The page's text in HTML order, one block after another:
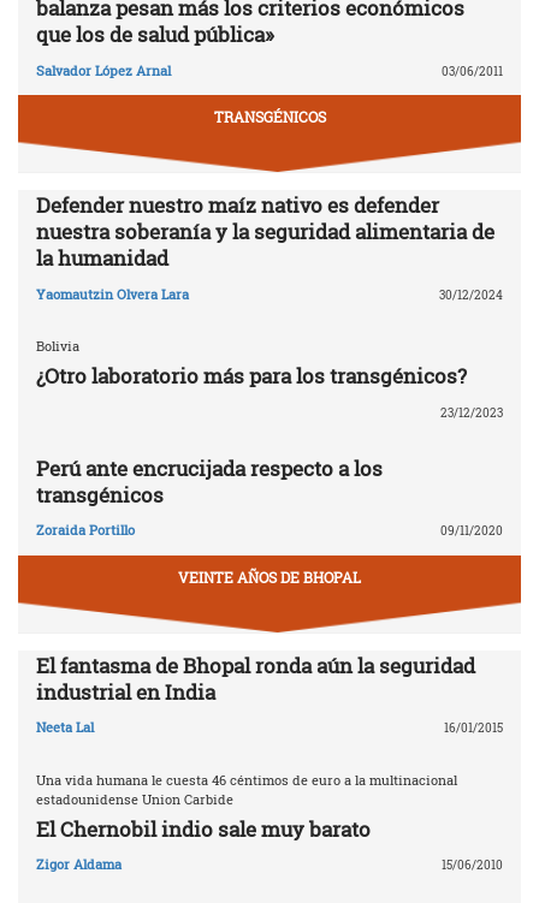
balanza pesan más los criterios económicos
que los de salud pública»
Salvador López Arnal 03/06/2011
TRANSGÉNICOS
Defender nuestro maíz nativo es defender
nuestra soberanía y la seguridad alimentaria de
la humanidad
Yaomautzin Olvera Lara 30/12/2024
Bolivia
¿Otro laboratorio más para los transgénicos?
23/12/2023
Perú ante encrucijada respecto a los
transgénicos
Zoraida Portillo 09/11/2020
VEINTE AÑOS DE BHOPAL
El fantasma de Bhopal ronda aún la seguridad
industrial en India
Neeta Lal 16/01/2015
Una vida humana le cuesta 46 céntimos de euro a la multinacional
estadounidense Union Carbide
El Chernobil indio sale muy barato
Zigor Aldama 15/06/2010